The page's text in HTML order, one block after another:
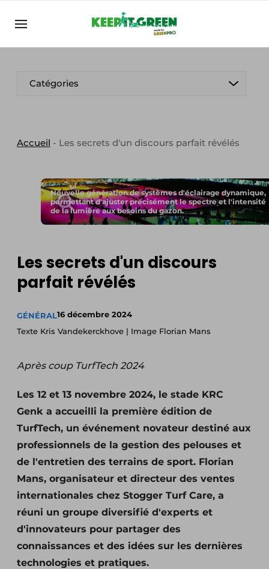
FR ENG FR
Catégories
Accueil - Les secrets d'un discours parfait révélés
Nouvelle génération de systèmes d'éclairage dynamique,
permettant d'ajuster précisément le spectre et l'intensité
de la lumière aux besoins du gazon.
Les secrets d'un discours
parfait révélés
GÉNÉRAL16 décembre 2024
Texte Kris Vandekerckhove | Image Florian Mans
Après coup TurfTech 2024
Les 12 et 13 novembre 2024, le stade KRC
Genk a accueilli la première édition de
TurfTech, un événement novateur destiné aux
professionnels de la gestion des pelouses et
de l'entretien des terrains de sport. Florian
Mans, organisateur et directeur des ventes
internationales chez Stogger Turf Care, a
réuni un groupe diversifié d'experts et
d'innovateurs pour partager des
connaissances et des idées sur les dernières
technologies et pratiques.